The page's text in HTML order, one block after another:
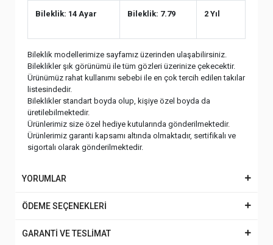
Bileklik: 14 Ayar Bileklik: 7.79 2 Yıl
Bileklik modellerimize sayfamız üzerinden ulaşabilirsiniz.
Bileklikler şık görünümü ile tüm gözleri üzerinize çekecektir.
Ürünümüz rahat kullanımı sebebi ile en çok tercih edilen takılar
listesindedir.
Bileklikler standart boyda olup, kişiye özel boyda da
üretilebilmektedir.
Ürünlerimiz size özel hediye kutularında gönderilmektedir.
Ürünlerimiz garanti kapsamı altında olmaktadır, sertifikalı ve
sigortalı olarak gönderilmektedir.
YORUMLAR
ÖDEME SEÇENEKLERİ
GARANTİ VE TESLİMAT